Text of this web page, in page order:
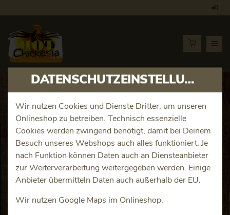
DATENSCHUTZEINSTELLUNGEN
Wir nutzen Cookies und Dienste Dritter, um unseren
Onlineshop zu betreiben. Technisch essenzielle
Cookies werden zwingend benötigt, damit bei Deinem
Besuch unseres Webshops auch alles funktioniert. Je
nach Funktion können Daten auch an Diensteanbieter
zur Weiterverarbeitung weitergegeben werden. Einige
Anbieter übermitteln Daten auch außerhalb der EU.
Wir nutzen Google Maps im Onlineshop.
Artikeldetails
The Falafel Burger XL
Produktinfos